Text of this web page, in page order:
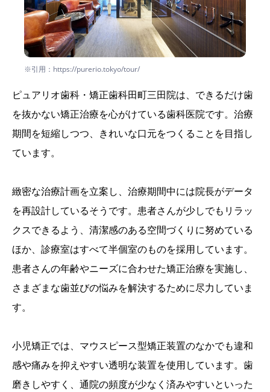
※引用：https://purerio.tokyo/tour/
ピュアリオ歯科・矯正歯科田町三田院は、できるだけ歯
を抜かない矯正治療を心がけている歯科医院です。治療
期間を短縮しつつ、きれいな口元をつくることを目指し
ています。
緻密な治療計画を立案し、治療期間中には院長がデータ
を再設計しているそうです。患者さんが少しでもリラッ
クスできるよう、清潔感のある空間づくりに努めている
ほか、診療室はすべて半個室のものを採用しています。
患者さんの年齢やニーズに合わせた矯正治療を実施し、
さまざまな歯並びの悩みを解決するために尽力していま
す。
小児矯正では、マウスピース型矯正装置のなかでも違和
感や痛みを抑えやすい透明な装置を使用しています。歯
磨きしやすく、通院の頻度が少なく済みやすいといった